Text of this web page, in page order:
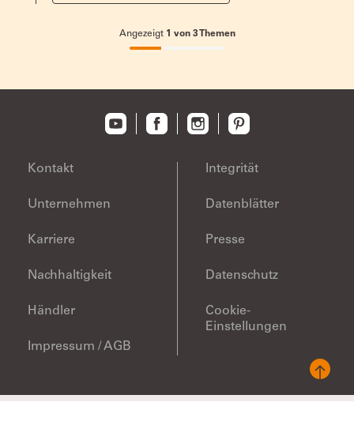
Angezeigt 1 von 3Themen
33.33333333333333%
Kontakt
Unternehmen
Karriere
Nachhaltigkeit
Händler
Impressum / AGB
Integrität
Datenblätter
Presse
Datenschutz
Cookie-
Einstellungen